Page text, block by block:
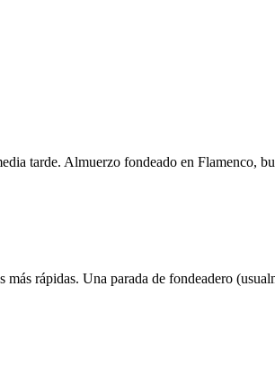
tarde. Almuerzo fondeado en Flamenco,
rápidas. Una parada de fondeadero